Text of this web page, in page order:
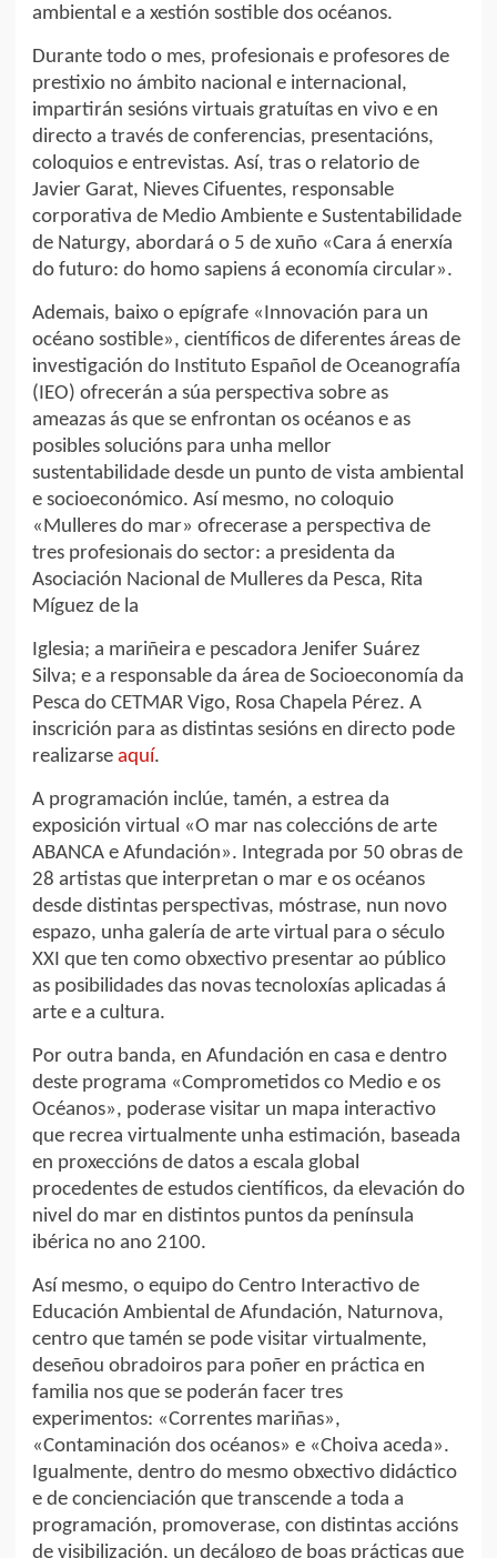
ambiental e a xestión sostible dos océanos.
Durante todo o mes, profesionais e profesores de
prestixio no ámbito nacional e internacional,
impartirán sesións virtuais gratuítas en vivo e en
directo a través de conferencias, presentacións,
coloquios e entrevistas. Así, tras o relatorio de
Javier Garat, Nieves Cifuentes, responsable
corporativa de Medio Ambiente e Sustentabilidade
de Naturgy, abordará o 5 de xuño «Cara á enerxía
do futuro: do homo sapiens á economía circular».
Ademais, baixo o epígrafe «Innovación para un
océano sostible», científicos de diferentes áreas de
investigación do Instituto Español de Oceanografía
(IEO) ofrecerán a súa perspectiva sobre as
ameazas ás que se enfrontan os océanos e as
posibles solucións para unha mellor
sustentabilidade desde un punto de vista ambiental
e socioeconómico. Así mesmo, no coloquio
«Mulleres do mar» ofrecerase a perspectiva de
tres profesionais do sector: a presidenta da
Asociación Nacional de Mulleres da Pesca, Rita
Míguez de la
Iglesia; a mariñeira e pescadora Jenifer Suárez
Silva; e a responsable da área de Socioeconomía da
Pesca do CETMAR Vigo, Rosa Chapela Pérez. A
inscrición para as distintas sesións en directo pode
realizarse aquí.
A programación inclúe, tamén, a estrea da
exposición virtual «O mar nas coleccións de arte
ABANCA e Afundación». Integrada por 50 obras de
28 artistas que interpretan o mar e os océanos
desde distintas perspectivas, móstrase, nun novo
espazo, unha galería de arte virtual para o século
XXI que ten como obxectivo presentar ao público
as posibilidades das novas tecnoloxías aplicadas á
arte e a cultura.
Por outra banda, en Afundación en casa e dentro
deste programa «Comprometidos co Medio e os
Océanos», poderase visitar un mapa interactivo
que recrea virtualmente unha estimación, baseada
en proxeccións de datos a escala global
procedentes de estudos científicos, da elevación do
nivel do mar en distintos puntos da península
ibérica no ano 2100.
Así mesmo, o equipo do Centro Interactivo de
Educación Ambiental de Afundación, Naturnova,
centro que tamén se pode visitar virtualmente,
deseñou obradoiros para poñer en práctica en
familia nos que se poderán facer tres
experimentos: «Correntes mariñas»,
«Contaminación dos océanos» e «Choiva aceda».
Igualmente, dentro do mesmo obxectivo didáctico
e de concienciación que transcende a toda a
programación, promoverase, con distintas accións
de visibilización, un decálogo de boas prácticas que